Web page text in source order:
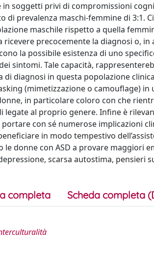
in soggetti privi di compromissioni
prevalenza maschi-femmine di 3:1.
maschile rispetto a quella
ricevere precocemente la diagnosi o,
la possibile esistenza di uno
sintomi. Tale capacità,
diagnosi in questa popolazione
(mimetizzazione o camouflage)
in particolare coloro con che
legate al proprio genere. Infine è
con sé numerose implicazioni
in modo tempestivo
donne con ASD a provare maggiori
scarsa autostima, pensieri
completa Scheda completa